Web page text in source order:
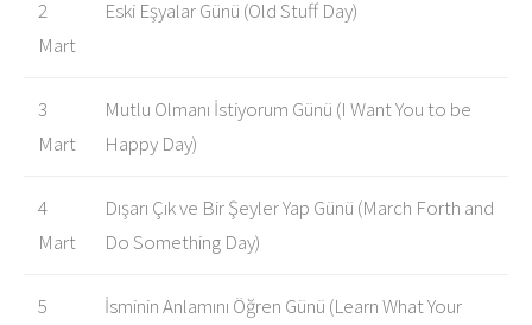
2
Mart
Eski Eşyalar Günü (Old Stuff Day)
3
Mart
Mutlu Olmanı İstiyorum Günü (I Want You to be
Happy Day)
4
Mart
Dışarı Çık ve Bir Şeyler Yap Günü (March Forth and
Do Something Day)
5
İsminin Anlamını Öğren Günü (Learn What Your